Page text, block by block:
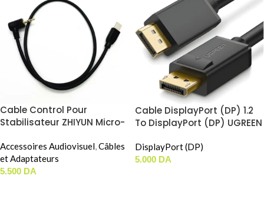
Cable Control Pour
Stabilisateur ZHIYUN Micro-
Accessoires Audiovisuel,Câbles
et Adaptateurs
5.500 DA
Cable DisplayPort (DP) 1.2
To DisplayPort (DP) UGREEN
DisplayPort (DP)
5.000 DA